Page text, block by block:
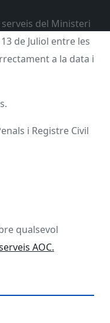
del Ministeri
de Juliol entre les
a la data i
i Registre Civil
qualsevol
AOC.